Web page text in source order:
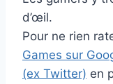
d’œil.
Pour ne rien
Games sur
(ex Twitter) en